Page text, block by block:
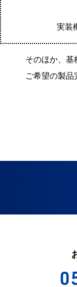
実装
そのほか、基
ご希望の製品